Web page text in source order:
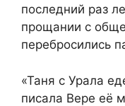
последний раз
прощании с
перебросились
«Таня с Урала
писала Вере её